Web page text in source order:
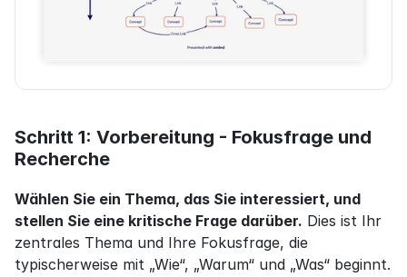
Schritt 1: Vorbereitung - Fokusfrage und
Recherche
Wählen Sie ein Thema, das Sie interessiert, und
stellen Sie eine kritische Frage darüber. Dies ist Ihr
zentrales Thema und Ihre Fokusfrage, die
typischerweise mit „Wie“, „Warum“ und „Was“ beginnt.